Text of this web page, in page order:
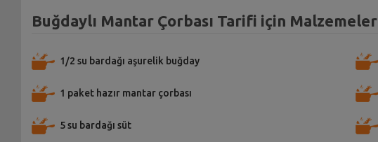
Buğdaylı Mantar Çorbası Tarifi için Malzemeler
1/2 su bardağı aşurelik buğday
1 paket hazır mantar çorbası
5 su bardağı süt